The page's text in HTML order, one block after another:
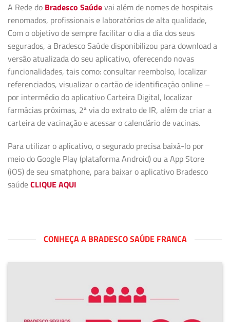
A Rede do Bradesco Saúdevai além de nomes de hospitais
renomados, profissionais e laboratórios de alta qualidade,
Com o objetivo de sempre facilitar o dia a dia dos seus
segurados, a Bradesco Saúde disponibilizou para download a
versão atualizada do seu aplicativo, oferecendo novas
funcionalidades, tais como: consultar reembolso, localizar
referenciados, visualizar o cartão de identificação online –
por intermédio do aplicativo Carteira Digital, localizar
farmácias próximas, 2ª via do extrato de IR, além de criar a
carteira de vacinação e acessar o calendário de vacinas.
Para utilizar o aplicativo, o segurado precisa baixá-lo por
meio do Google Play (plataforma Android) ou a App Store
(iOS) de seu smatphone, para baixar o aplicativo Bradesco
saúdeCLIQUE AQUI
CONHEÇA A BRADESCO SAÚDE FRANCA